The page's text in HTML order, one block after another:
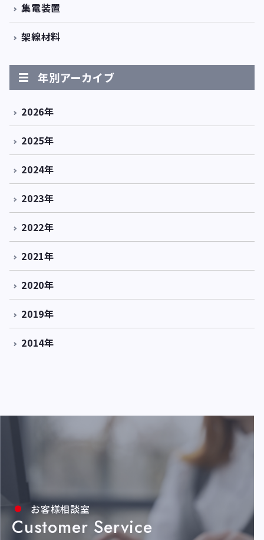
集電装置
架線材料
年別アーカイブ
2026年
2025年
2024年
2023年
2022年
2021年
2020年
2019年
2014年
お客様相談室
Customer Service